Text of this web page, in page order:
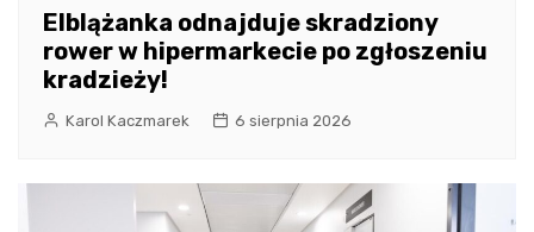
Elblążanka odnajduje skradziony
rower w hipermarkecie po zgłoszeniu
kradzieży!
Karol Kaczmarek 6 sierpnia 2026